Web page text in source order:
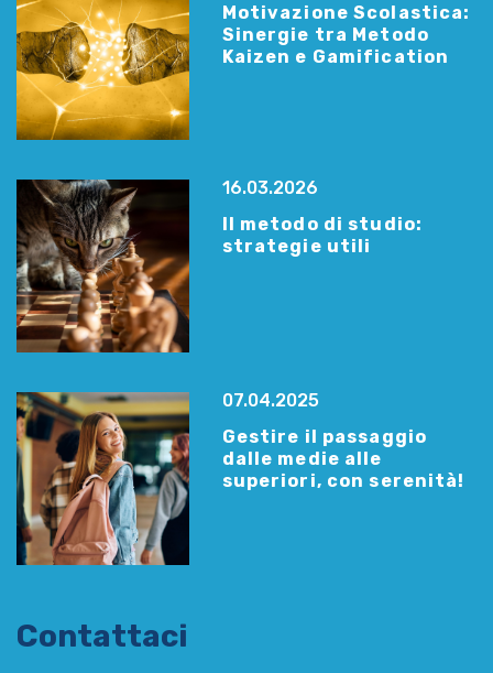
Motivazione Scolastica:
Sinergie tra Metodo
Kaizen e Gamification
16.03.2026
Il metodo di studio:
strategie utili
07.04.2025
Gestire il passaggio
dalle medie alle
superiori, con serenità!
Contattaci